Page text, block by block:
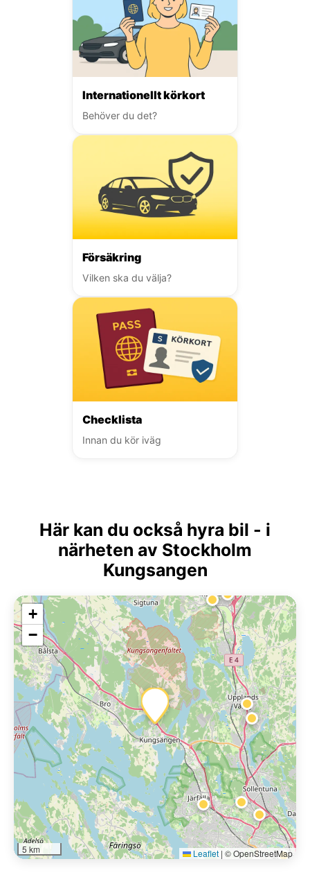
Internationellt körkort
Behöver du det?
Försäkring
Vilken ska du välja?
Checklista
Innan du kör iväg
Här kan du också hyra bil - i
närheten av Stockholm
Kungsangen
+
−
5 km Leaflet | © OpenStreetMap